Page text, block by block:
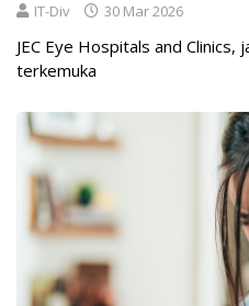
IT-Div 30 Mar 2026
JEC Eye Hospitals and Clinics,
terkemuka